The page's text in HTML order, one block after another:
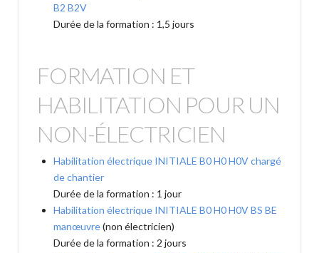
B2 B2V
Durée de la formation : 1,5 jours
FORMATION ET
HABILITATION POUR UN
NON-ÉLECTRICIEN
Habilitation électrique INITIALE B0 H0 H0V chargé
de chantier
Durée de la formation : 1 jour
Habilitation électrique INITIALE B0 H0 H0V BS BE
manœuvre(non électricien)
Durée de la formation : 2 jours